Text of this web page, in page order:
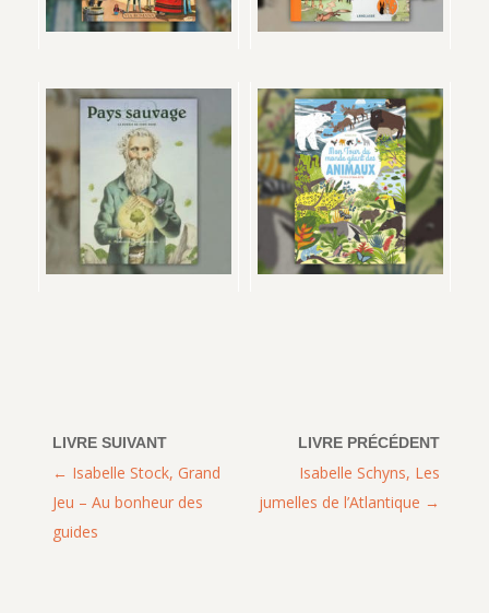
Isabelle Schyns, Les
jumelles de l’Atlantique
Isabelle Stock, Grand
Jeu – Au bonheur des
guides